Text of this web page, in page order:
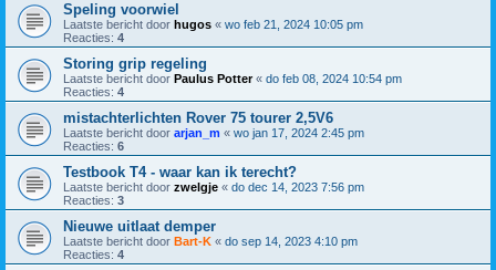
Speling voorwiel
Laatste bericht door hugos « wo feb 21, 2024 10:05 pm
Reacties: 4
Storing grip regeling
Laatste bericht door Paulus Potter« do feb 08, 2024 10:54 pm
Reacties: 4
mistachterlichten Rover 75 tourer 2,5V6
Laatste bericht door arjan_m « wo jan 17, 2024 2:45 pm
Reacties: 6
Testbook T4 - waar kan ik terecht?
Laatste bericht door zwelgje « do dec 14, 2023 7:56 pm
Reacties: 3
Nieuwe uitlaat demper
Laatste bericht door Bart-K « do sep 14, 2023 4:10 pm
Reacties: 4